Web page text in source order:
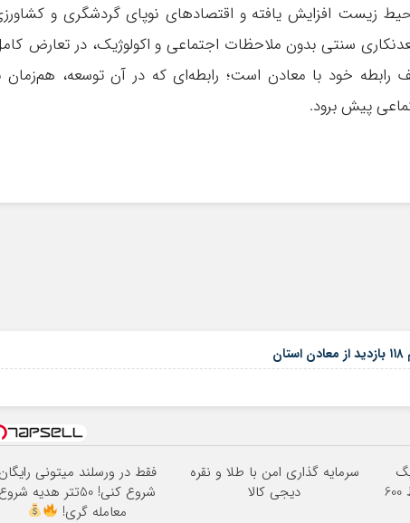
زیست افزایش یافته و اقتصادهای نوپای گردشگری و
سنتی بدون ملاحظات اجتماعی و اکولوژیک، در تعارض
رابطه خود با معادن است؛ رابطه‌ای که در آن توسعه، هم‌زمان
پیش برود.
3000گیگ
اینترنت خانگی 180 روزه فقط 600
سرمایه گذاری امن با طلا و نقره
دیجی کالا
فقط در ورسلند میتونی رایگان
شروع کنی! 50تتر هدیه شروع
معامله گری!